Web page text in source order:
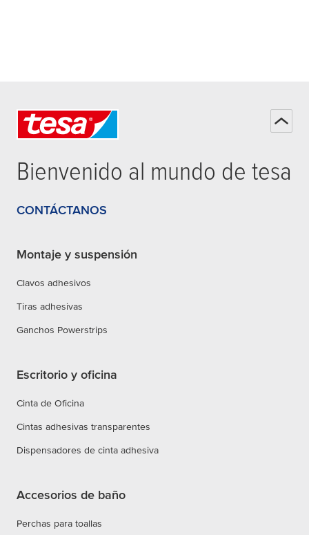
Bienvenido al mundo de tesa
CONTÁCTANOS
Montaje y suspensión
Clavos adhesivos
Tiras adhesivas
Ganchos Powerstrips
Escritorio y oficina
Cinta de Oficina
Cintas adhesivas transparentes
Dispensadores de cinta adhesiva
Accesorios de baño
Perchas para toallas